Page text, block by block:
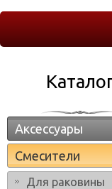
Аксессуары
Смесители
Для раковины